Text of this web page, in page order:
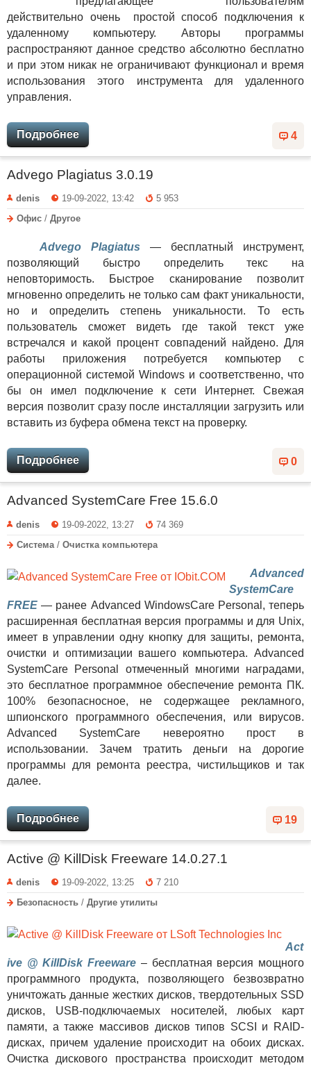
действительно очень простой способ подключения к
удаленному компьютеру. Авторы программы
распространяют данное средство абсолютно бесплатно
и при этом никак не ограничивают функционал и время
использования этого инструмента для удаленного
управления.
4
Подробнее
Advego Plagiatus 3.0.19
denis 19-09-2022, 13:42
5 953
Офис / Другое
Advego Plagiatus — бесплатный инструмент,
позволяющий быстро определить текс на
неповторимость. Быстрое сканирование позволит
мгновенно определить не только сам факт уникальности,
но и определить степень уникальности. То есть
пользователь сможет видеть где такой текст уже
встречался и какой процент совпадений найдено. Для
работы приложения потребуется компьютер с
операционной системой Windows и соответственно, что
бы он имел подключение к сети Интернет. Свежая
версия позволит сразу после инсталляции загрузить или
вставить из буфера обмена текст на проверку.
0
Подробнее
Advanced SystemCare Free 15.6.0
denis 19-09-2022, 13:27
74 369
Система / Очистка компьютера
Advanced
SystemCare
FREE — ранее Advanced WindowsCare Personal, теперь
расширенная бесплатная версия программы и для Unix,
имеет в управлении одну кнопку для защиты, ремонта,
очистки и оптимизации вашего компьютера. Advanced
SystemCare Personal отмеченный многими наградами,
это бесплатное программное обеспечение ремонта ПК.
100% безопасносное, не содержащее рекламного,
шпионского программного обеспечения, или вирусов.
Advanced SystemCare невероятно прост в
использовании. Зачем тратить деньги на дорогие
программы для ремонта реестра, чистильщиков и так
далее.
19
Подробнее
Active @ KillDisk Freeware 14.0.27.1
denis 19-09-2022, 13:25
7 210
Безопасность / Другие утилиты
Act
ive @ KillDisk Freeware – бесплатная версия мощного
программного продукта, позволяющего безвозвратно
уничтожать данные жестких дисков, твердотельных SSD
дисков, USB-подключаемых носителей, любых карт
памяти, а также массивов дисков типов SCSI и RAID-
дисках, причем удаление происходит на обоих дисках.
Очистка дискового пространства происходит методом